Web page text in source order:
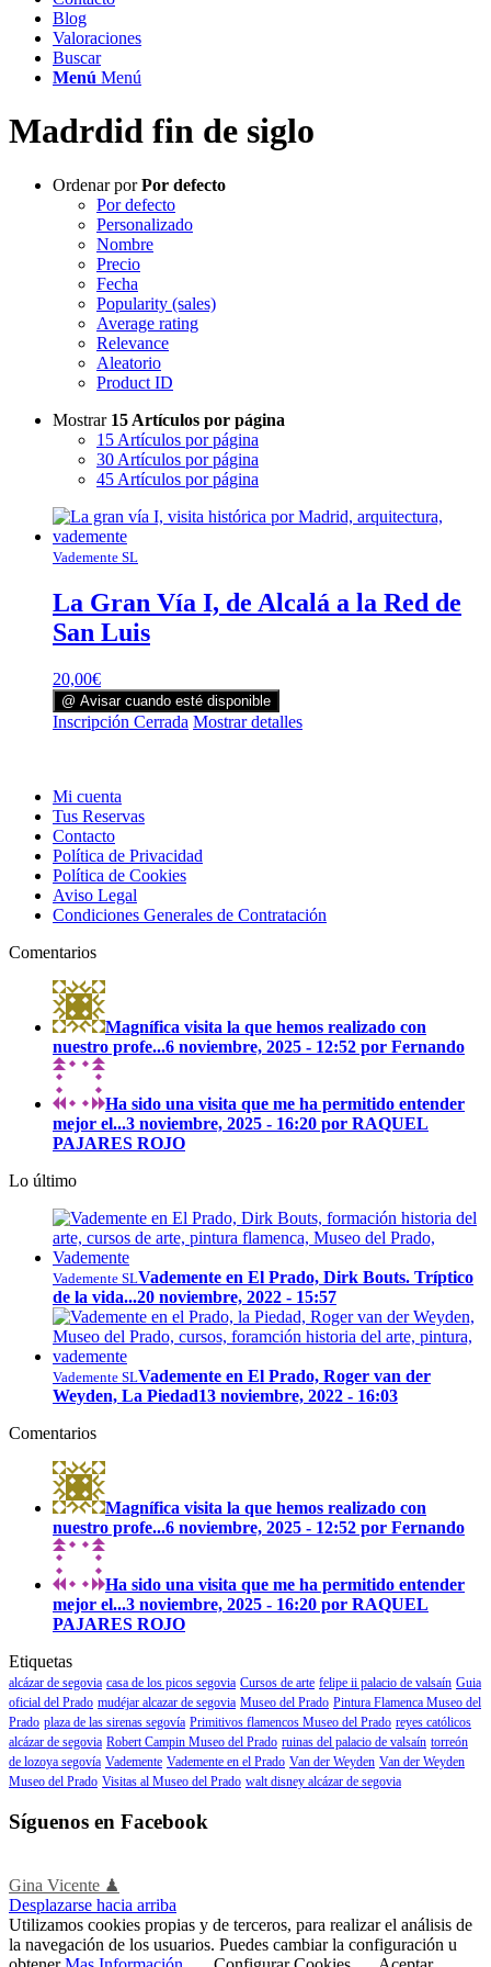
Blog
Valoraciones
Buscar
Menú Menú
Madrdid fin de siglo
Ordenar porPor defecto
Por defecto
Personalizado
Nombre
Precio
Fecha
Popularity (sales)
Average rating
Relevance
Aleatorio
Product ID
Mostrar 15 Artículos por página
15 Artículos por página
30 Artículos por página
45 Artículos por página
Vademente SL
La Gran Vía I, de Alcalá a la Red de
San Luis
20,00€
@ Avisar cuando esté disponible
Inscripción Cerrada Mostrar detalles
Mi cuenta
Tus Reservas
Contacto
Política de Privacidad
Política de Cookies
Aviso Legal
Condiciones Generales de Contratación
Comentarios
Magnífica visita la que hemos realizado con
nuestro profe...6 noviembre, 2025 - 12:52 por Fernando
Ha sido una visita que me ha permitido entender
mejor el...3 noviembre, 2025 - 16:20 por RAQUEL
PAJARES ROJO
Lo último
Vademente SLVademente en El Prado, Dirk Bouts. Tríptico
de la vida...20 noviembre, 2022 - 15:57
Vademente SLVademente en El Prado, Roger van der
Weyden, La Piedad13 noviembre, 2022 - 16:03
Comentarios
Magnífica visita la que hemos realizado con
nuestro profe...6 noviembre, 2025 - 12:52 por Fernando
Ha sido una visita que me ha permitido entender
mejor el...3 noviembre, 2025 - 16:20 por RAQUEL
PAJARES ROJO
Etiquetas
alcázar de segovia casa de los picos segovia Cursos de arte felipe ii palacio de valsaín Guia
oficial del Prado mudéjar alcazar de segovia Museo del Prado Pintura Flamenca Museo del
Prado plaza de las sirenas segovía Primitivos flamencos Museo del Prado reyes católicos
alcázar de segovia Robert Campin Museo del Prado ruinas del palacio de valsaín torreón
de lozoya segovía Vademente Vademente en el Prado Van der Weyden Van der Weyden
Museo del Prado Visitas al Museo del Prado walt disney alcázar de segovia
Síguenos en Facebook
Gina Vicente ♟
Desplazarse hacia arriba
Utilizamos cookies propias y de terceros, para realizar el análisis de
la navegación de los usuarios. Puedes cambiar la configuración u